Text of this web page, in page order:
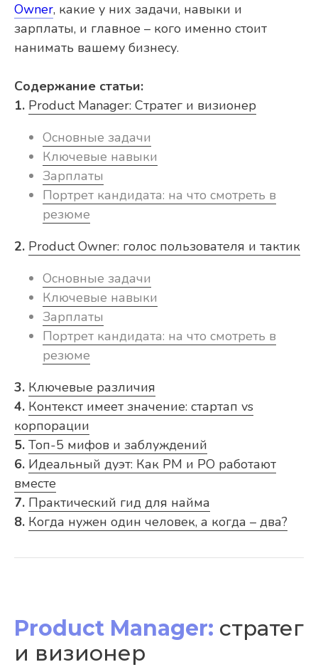
Owner, какие у них задачи, навыки и
зарплаты, и главное – кого именно стоит
нанимать вашему бизнесу.
Содержание статьи:
1. Product Manager: Стратег и визионер
Основные задачи
Ключевые навыки
Зарплаты
Портрет кандидата: на что смотреть в
резюме
2. Product Owner: голос пользователя и тактик
Основные задачи
Ключевые навыки
Зарплаты
Портрет кандидата: на что смотреть в
резюме
3. Ключевые различия
4. Контекст имеет значение: стартап vs
корпорации
5. Топ-5 мифов и заблуждений
6. Идеальный дуэт: Как PM и PO работают
вместе
7. Практический гид для найма
8. Когда нужен один человек, а когда – два?
Product Manager: стратег
и визионер